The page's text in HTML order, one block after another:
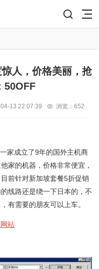
人，价格美丽，抢
50OFF
13 22:07:39 浏览：652
家成立了9年的国外主机商
家的机器，价格非常便宜，
前针对新加坡套餐5折促销
线路还是绕一下日本的，不
有需要的朋友可以上车。
站